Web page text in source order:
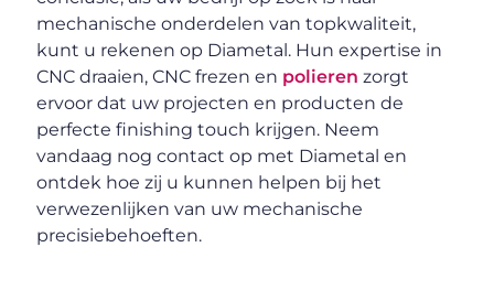
mechanische onderdelen van topkwaliteit,
kunt u rekenen op Diametal. Hun expertise in
CNC draaien, CNC frezen en polieren zorgt
ervoor dat uw projecten en producten de
perfecte finishing touch krijgen. Neem
vandaag nog contact op met Diametal en
ontdek hoe zij u kunnen helpen bij het
verwezenlijken van uw mechanische
precisiebehoeften.